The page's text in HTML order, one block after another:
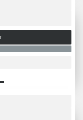
0.8
1
1.25
1.5